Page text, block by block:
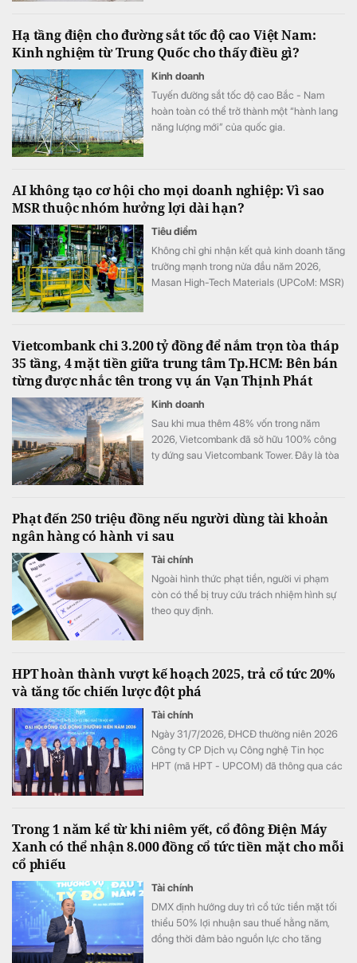
Hạ tầng điện cho đường sắt tốc độ cao Việt Nam:
Kinh nghiệm từ Trung Quốc cho thấy điều gì?
Kinh doanh
Tuyến đường sắt tốc độ cao Bắc - Nam
hoàn toàn có thể trở thành một “hành lang
năng lượng mới” của quốc gia.
AI không tạo cơ hội cho mọi doanh nghiệp: Vì sao
MSR thuộc nhóm hưởng lợi dài hạn?
Tiêu điểm
Không chỉ ghi nhận kết quả kinh doanh tăng
trưởng mạnh trong nửa đầu năm 2026,
Masan High-Tech Materials (UPCoM: MSR)
Vietcombank chi 3.200 tỷ đồng để nắm trọn tòa tháp
35 tầng, 4 mặt tiền giữa trung tâm Tp.HCM: Bên bán
từng được nhắc tên trong vụ án Vạn Thịnh Phát
Kinh doanh
Sau khi mua thêm 48% vốn trong năm
2026, Vietcombank đã sở hữu 100% công
ty đứng sau Vietcombank Tower. Đây là tòa
Phạt đến 250 triệu đồng nếu người dùng tài khoản
ngân hàng có hành vi sau
Tài chính
Ngoài hình thức phạt tiền, người vi phạm
còn có thể bị truy cứu trách nhiệm hình sự
theo quy định.
HPT hoàn thành vượt kế hoạch 2025, trả cổ tức 20%
và tăng tốc chiến lược đột phá
Tài chính
Ngày 31/7/2026, ĐHCĐ thường niên 2026
Công ty CP Dịch vụ Công nghệ Tin học
HPT (mã HPT - UPCOM) đã thông qua các
là 20%, xác định năm 2026 tăng tốc triển
khai Chiến lược Đột phá giai đoạn 2025–
Trong 1 năm kể từ khi niêm yết, cổ đông Điện Máy
Xanh có thể nhận 8.000 đồng cổ tức tiền mặt cho mỗi
cổ phiếu
Tài chính
DMX định hướng duy trì cổ tức tiền mặt tối
thiểu 50% lợi nhuận sau thuế hằng năm,
đồng thời đảm bảo nguồn lực cho tăng